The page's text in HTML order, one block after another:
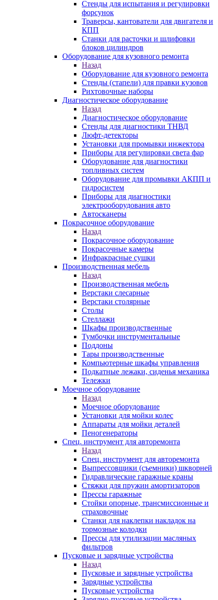
Стенды для испытания и регулировки
форсунок
Траверсы, кантователи для двигателя и
КПП
Станки для расточки и шлифовки
блоков цилиндров
Оборудование для кузовного ремонта
Назад
Оборудование для кузовного ремонта
Стенды (стапели) для правки кузовов
Рихтовочные наборы
Диагностическое оборудование
Назад
Диагностическое оборудование
Стенды для диагностики ТНВД
Люфт-детекторы
Установки для промывки инжектора
Приборы для регулировки света фар
Оборудование для диагностики
топливных систем
Оборудование для промывки АКПП и
гидросистем
Приборы для диагностики
электрооборудования авто
Автосканеры
Покрасочное оборудование
Назад
Покрасочное оборудование
Покрасочные камеры
Инфракрасные сушки
Производственная мебель
Назад
Производственная мебель
Верстаки слесарные
Верстаки столярные
Столы
Стеллажи
Шкафы производственные
Тумбочки инструментальные
Поддоны
Тары производственные
Компьютерные шкафы управления
Подкатные лежаки, сиденья механика
Тележки
Моечное оборудование
Назад
Моечное оборудование
Установки для мойки колес
Аппараты для мойки деталей
Пеногенераторы
Спец. инструмент для авторемонта
Назад
Спец. инструмент для авторемонта
Выпрессовщики (съемники) шкворней
Гидравлические гаражные краны
Стяжки для пружин амортизаторов
Прессы гаражные
Стойки опорные, трансмиссионные и
страховочные
Станки для наклепки накладок на
тормозные колодки
Прессы для утилизации масляных
фильтров
Пусковые и зарядные устройства
Назад
Пусковые и зарядные устройства
Зарядные устройства
Пусковые устройства